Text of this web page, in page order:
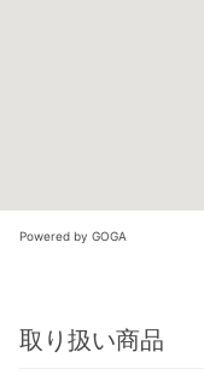
Powered by GOGA
取り扱い商品